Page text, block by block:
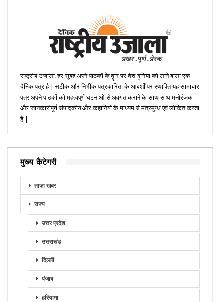
राष्ट्रीय उजाला, हर सुबह अपने पाठकों के दॄार पर देश-दुनिया को लाने वाला एक
दैनिक पत्र है | सटीक और निभींक पत्रकारिता के आदर्शों पर स्थापित यह सामाचार
पत्र अपने पाठकों को महत्वपूर्ण घटनाओं से अवगत कराने के साथ साथ मनोरंजक
और जानकारीपूर्ण संपादकीय और कहानियों के माध्यम से मंत्रमुग्ध एवं लोकित करता
है |
मुख्य कैटेगरी
ताज़ा खबर
राज्य
उत्तर प्रदेश
उत्तराखंड
दिल्ली
पंजाब
हरियाणा